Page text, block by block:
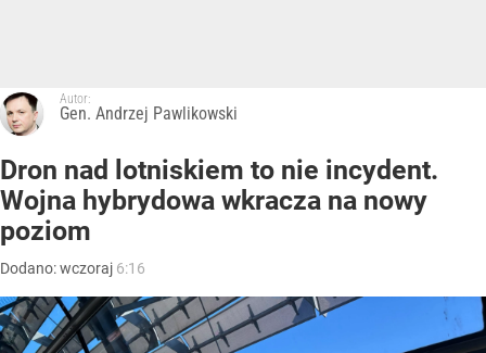
Autor:
Gen. Andrzej Pawlikowski
Dron nad lotniskiem to nie incydent.
Wojna hybrydowa wkracza na nowy
poziom
Dodano:wczoraj 6:16